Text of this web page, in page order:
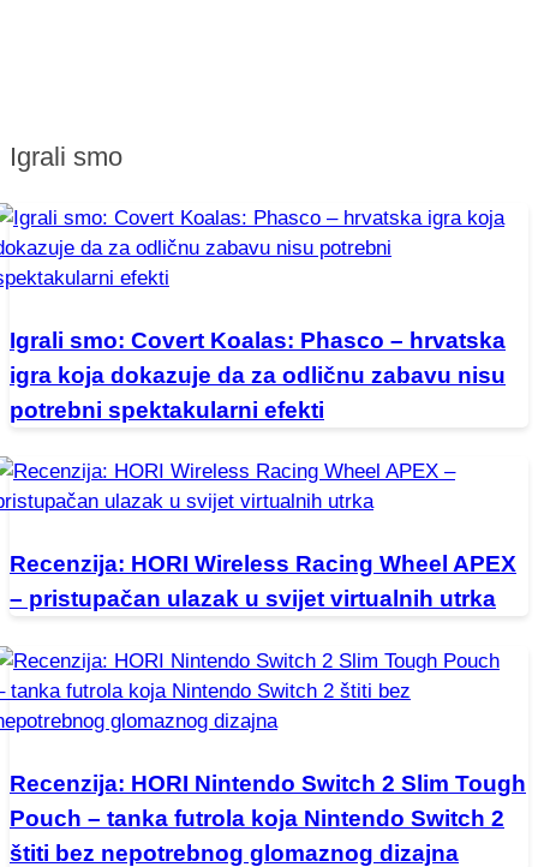
Igrali smo
Igrali smo: Covert Koalas: Phasco – hrvatska
igra koja dokazuje da za odličnu zabavu nisu
potrebni spektakularni efekti
Recenzija: HORI Wireless Racing Wheel APEX
– pristupačan ulazak u svijet virtualnih utrka
Recenzija: HORI Nintendo Switch 2 Slim Tough
Pouch – tanka futrola koja Nintendo Switch 2
štiti bez nepotrebnog glomaznog dizajna